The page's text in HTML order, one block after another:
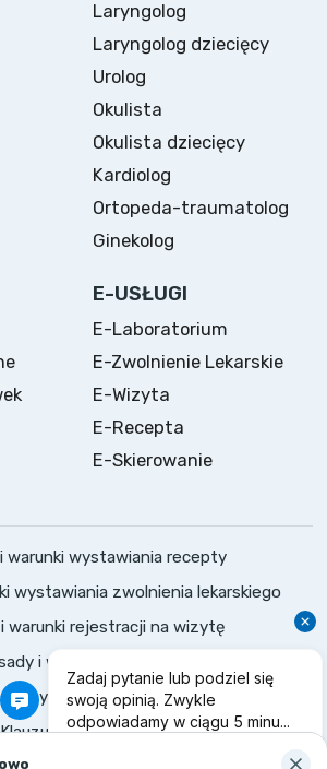
Laryngolog
Laryngolog dziecięcy
Urolog
Okulista
Okulista dziecięcy
Kardiolog
Ortopeda-traumatolog
Ginekolog
E-USŁUGI
E-Laboratorium
E-Zwolnienie Lekarskie
E-Wizyta
E-Recepta
E-Skierowanie
warunki wystawiania recepty
wystawiania zwolnienia lekarskiego
warunki rejestracji na wizytę
i warunki konsultacji
Polityka prywatności
Klauzule informacyjne